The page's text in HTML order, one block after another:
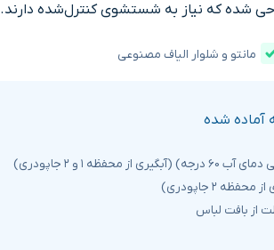
شده که نیاز به شستشوی کنترل‌شده دارند.
مانتو و شلوار الیاف مصنوعی
آماده شده